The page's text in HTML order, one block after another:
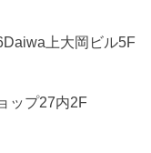
上大岡ビル5F
ップ27内2F